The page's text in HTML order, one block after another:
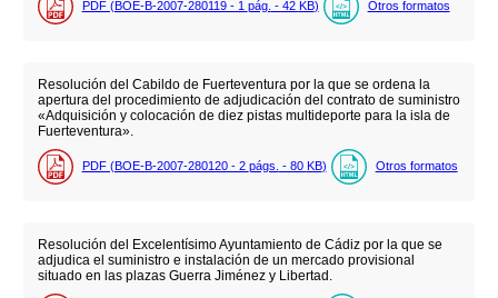
PDF (BOE-B-2007-280119 - 1 pág. - 42 KB) Otros formatos
Resolución del Cabildo de Fuerteventura por la que se ordena la
apertura del procedimiento de adjudicación del contrato de suministro
«Adquisición y colocación de diez pistas multideporte para la isla de
Fuerteventura».
PDF (BOE-B-2007-280120 - 2 págs. - 80 KB) Otros formatos
Resolución del Excelentísimo Ayuntamiento de Cádiz por la que se
adjudica el suministro e instalación de un mercado provisional
situado en las plazas Guerra Jiménez y Libertad.